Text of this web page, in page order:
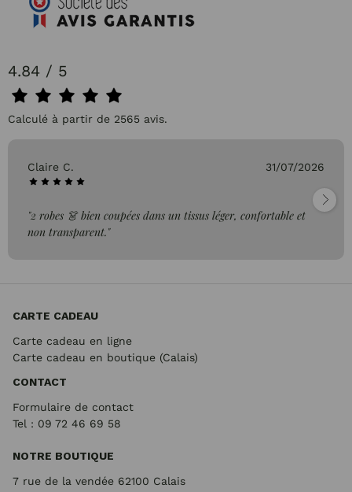
4.84 / 5
Calculé à partir de 2565 avis.
Claire C. 31/07/2026
"2 robes 👗 bien coupées dans un tissus léger, confortable et
non transparent."
CARTE CADEAU
Carte cadeau en ligne
Carte cadeau en boutique (Calais)
CONTACT
Formulaire de contact
Tel : 09 72 46 69 58
NOTRE BOUTIQUE
7 rue de la vendée 62100 Calais